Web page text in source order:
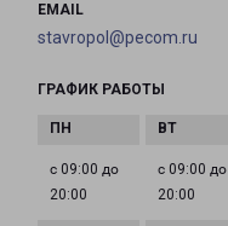
EMAIL
stavropol@pecom.ru
ГРАФИК РАБОТЫ
с 09:00 до
20:00
с 09:00 до
20:00